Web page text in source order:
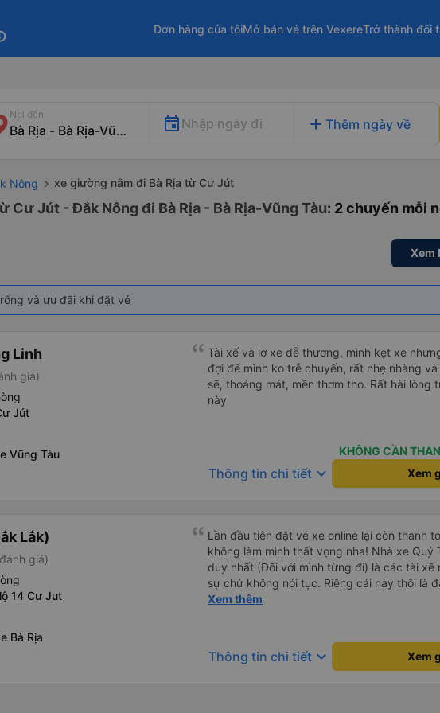
Đơn hàng của tôiMở bán vé trên VexereTrở thành đối
Nơi đến
Nhập ngày đi add Thêm ngày về
Nông xe giường nằm đi Bà Rịa từ Cư Jút
Cư Jút - Đắk Nông đi Bà Rịa - Bà Rịa-Vũng Tàu: 2 chuyến mỗi
Xem
và ưu đãi khi đặt vé
Linh
giá)
Jút
Vũng Tàu
Tài xế và lơ xe dễ thương, mình kẹt xe
đợi để mình ko trễ chuyến, rất nhẹ nhàng
sẽ, thoáng mát, mền thơm tho. Rất hài lòng
này
KHÔNG CẦN
Thông tin chi tiết keyboard_arrow_down Xem
Lắk)
giá)
14 Cư Jut
Bà Rịa
Lần đầu tiên đặt vé xe online lại còn thanh
không làm mình thất vọng nha! Nhà xe Quý
duy nhất (Đối với mình từng đi) là các tài xế
sự chứ không nói tục. Riêng cái này thôi là
rồi. Chú tài xế còn uống pepsi rất dễ thương
Xem thêm
Thông tin chi tiết keyboard_arrow_down Xem